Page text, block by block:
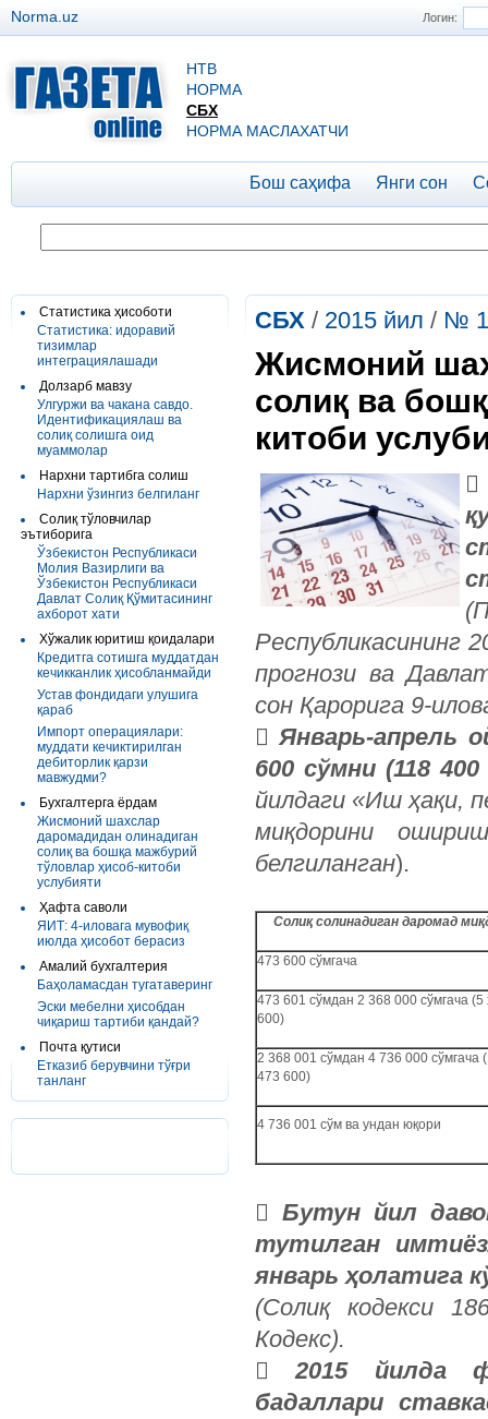
Логин:
Norma.uz
НТВ
НОРМА
СБХ
НОРМА МАСЛАХАТЧИ
Бош саҳифа Янги сон
Статистика ҳисоботи
Статистика: идоравий
тизимлар
интеграциялашади
Долзарб мавзу
Улгуржи ва чакана савдо.
Идентификациялаш ва
солиқ солишга оид
муаммолар
Нархни тартибга солиш
Нархни ўзингиз белгиланг
Солиқ тўловчилар
эътиборига
Ўзбекистон Республикаси
Молия Вазирлиги ва
Ўзбекистон Республикаси
Давлат Солиқ Қўмитасининг
ахборот хати
Хўжалик юритиш қоидалари
Кредитга сотишга муддатдан
кечикканлик ҳисобланмайди
Устав фондидаги улушига
қараб
Импорт операциялари:
муддати кечиктирилган
дебиторлик қарзи
мавжудми?
Бухгалтерга ёрдам
Жисмоний шахслар
даромадидан олинадиган
солиқ ва бошқа мажбурий
тўловлар ҳисоб-китоби
услубияти
Ҳафта саволи
ЯИТ: 4-иловага мувофиқ
июлда ҳисобот берасиз
Амалий бухгалтерия
Баҳоламасдан тугатаверинг
Эски мебелни ҳисобдан
чиқариш тартиби қандай?
Почта қутиси
Етказиб берувчини тўғри
танланг
СБХ / 2015 йил / №
Жисмоний
солиқ ва
китоби
Республикасининг
прогнози ва
сон Қарорига 9-
Январь-апрель
600 сўмни (118 400
йилдаги «Иш ҳақи,
миқдорини
белгиланган).
Солиқ солинадиган даромад
473 600 сўмгача
473 601 сўмдан 2 368 000 сўмгача (5
600)
2 368 001 сўмдан 4 736 000 сўмгача
473 600)
4 736 001 сўм ва ундан юқори
 Бутун йил
тутилган
январь ҳолатига
(Солиқ кодекси
Кодекс).
2015 йилда
бадаллари